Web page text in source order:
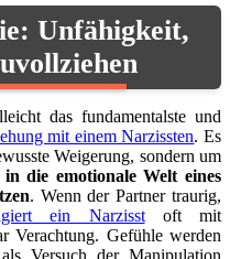
Unfähigkeit,
das fundamentalste und
mit einem Narzissten. Es
Weigerung, sondern um
die emotionale Welt eines
. Wenn der Partner traurig,
ein Narzisstoft mit
Verachtung. Gefühle werden
Versuch der Manipulation